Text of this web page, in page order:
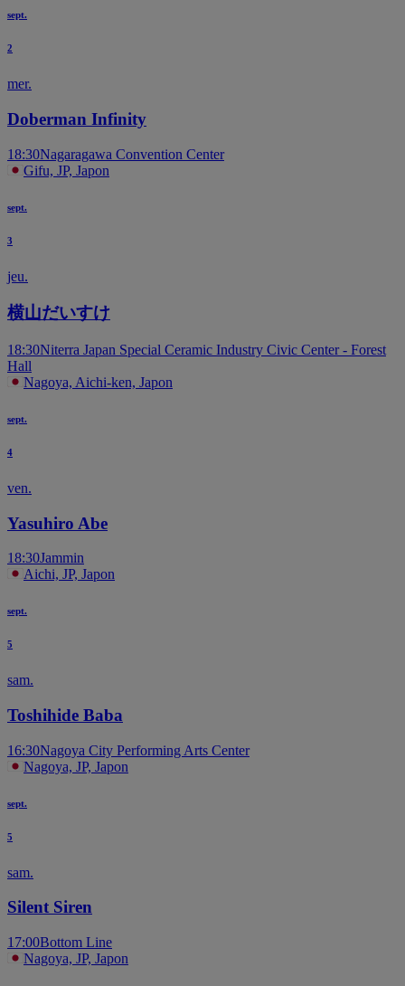
sept.
2
mer.
Doberman Infinity
18:30Nagaragawa Convention Center
Gifu, JP, Japon
sept.
3
jeu.
横山だいすけ
18:30Niterra Japan Special Ceramic Industry Civic Center - Forest
Hall
Nagoya, Aichi-ken, Japon
sept.
4
ven.
Yasuhiro Abe
18:30Jammin
Aichi, JP, Japon
sept.
5
sam.
Toshihide Baba
16:30Nagoya City Performing Arts Center
Nagoya, JP, Japon
sept.
5
sam.
Silent Siren
17:00Bottom Line
Nagoya, JP, Japon